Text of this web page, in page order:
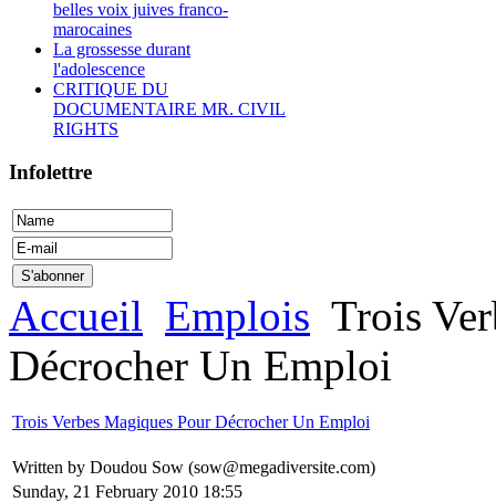
belles voix juives franco-
marocaines
La grossesse durant
l'adolescence
CRITIQUE DU
DOCUMENTAIRE MR. CIVIL
RIGHTS
Infolettre
Accueil Emplois Trois
Décrocher Un Emploi
Trois Verbes Magiques Pour Décrocher Un Emploi
Written by Doudou Sow (sow@megadiversite.com)
Sunday, 21 February 2010 18:55